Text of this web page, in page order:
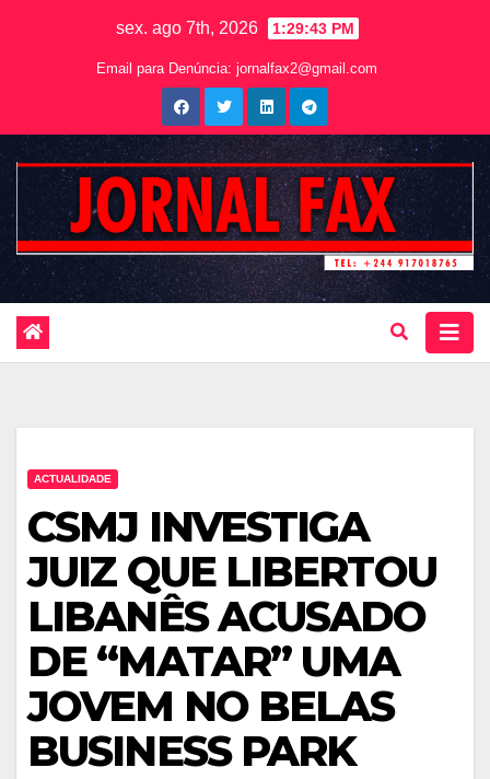
sex. ago 7th, 2026 1:29:45 PM
Email para Denúncia: jornalfax2@gmail.com
ACTUALIDADE
CSMJ INVESTIGA
JUIZ QUE LIBERTOU
LIBANÊS ACUSADO
DE “MATAR” UMA
JOVEM NO BELAS
BUSINESS PARK